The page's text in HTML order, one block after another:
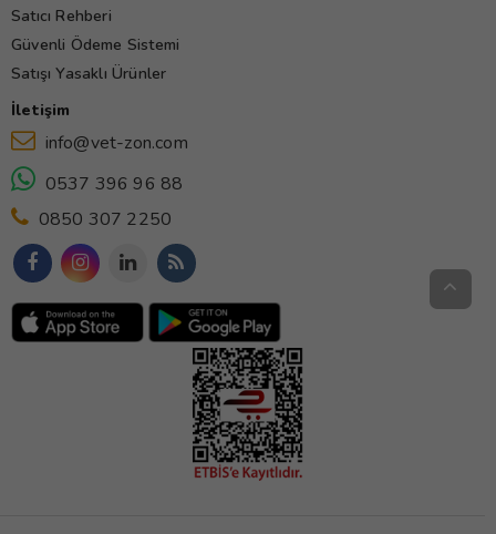
Satıcı Rehberi
Güvenli Ödeme Sistemi
Satışı Yasaklı Ürünler
İletişim
info@vet-zon.com
0537 396 96 88
0850 307 2250